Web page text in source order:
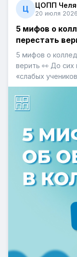
Ц ЦОПП
20 июля
5 мифов о
перестать
5 мифов о
верить 👀 До сих пор считаете, что колледж — для
«слабых учеников»? А зря.
самых